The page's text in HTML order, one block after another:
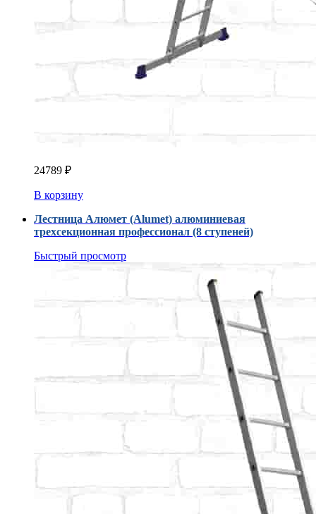
24789 ₽
В корзину
Лестница Алюмет (Alumet) алюминиевая
трехсекционная профессионал (8 ступеней)
Быстрый просмотр